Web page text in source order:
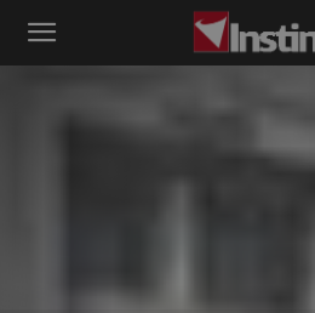
Instinkt